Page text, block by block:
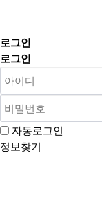
로그인
로그인
자동로그인
정보찾기